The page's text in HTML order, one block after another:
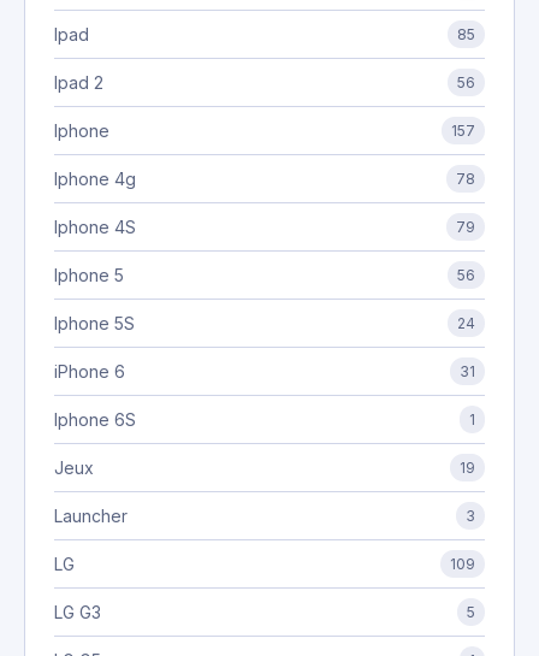
Ipad 85
Ipad 2 56
Iphone 157
Iphone 4g 78
Iphone 4S 79
Iphone 5 56
Iphone 5S 24
iPhone 6 31
Iphone 6S 1
Jeux 19
Launcher 3
LG 109
LG G3 5